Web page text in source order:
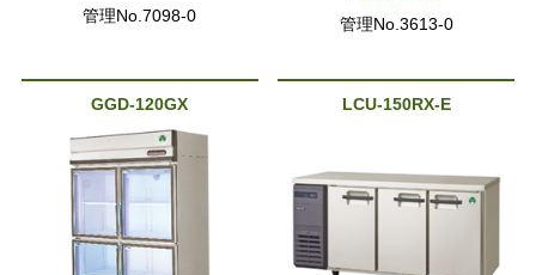
管理No.7098-0 管理No.3613-0
GGD-120GX LCU-150RX-E